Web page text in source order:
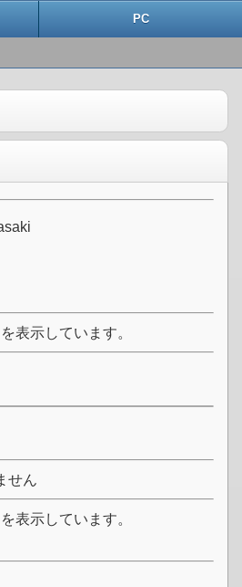
PC
表示しています。
せん
表示しています。